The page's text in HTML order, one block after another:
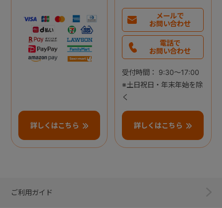
詳しくはこちら
メールで
お問い合わせ
電話で
お問い合わせ
受付時間： 9:30～17:00
※土日祝日・年末年始を除
く
詳しくはこちら
ご利用ガイド